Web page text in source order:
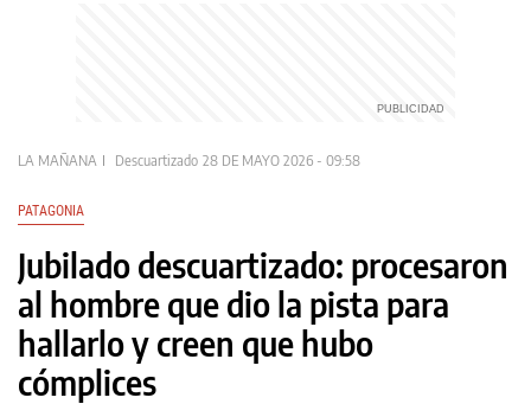
LA MAÑANA Descuartizado 28 DE MAYO 2026 - 09:58
PATAGONIA
Jubilado descuartizado: procesaron
al hombre que dio la pista para
hallarlo y creen que hubo
cómplices